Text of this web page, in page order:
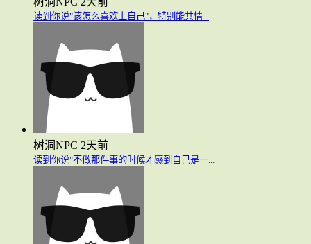
读到你说"该怎么喜欢上自己"，特别能共情...
树洞NPC 2天前
读到你说"不做那件事的时候才感到自己是一...